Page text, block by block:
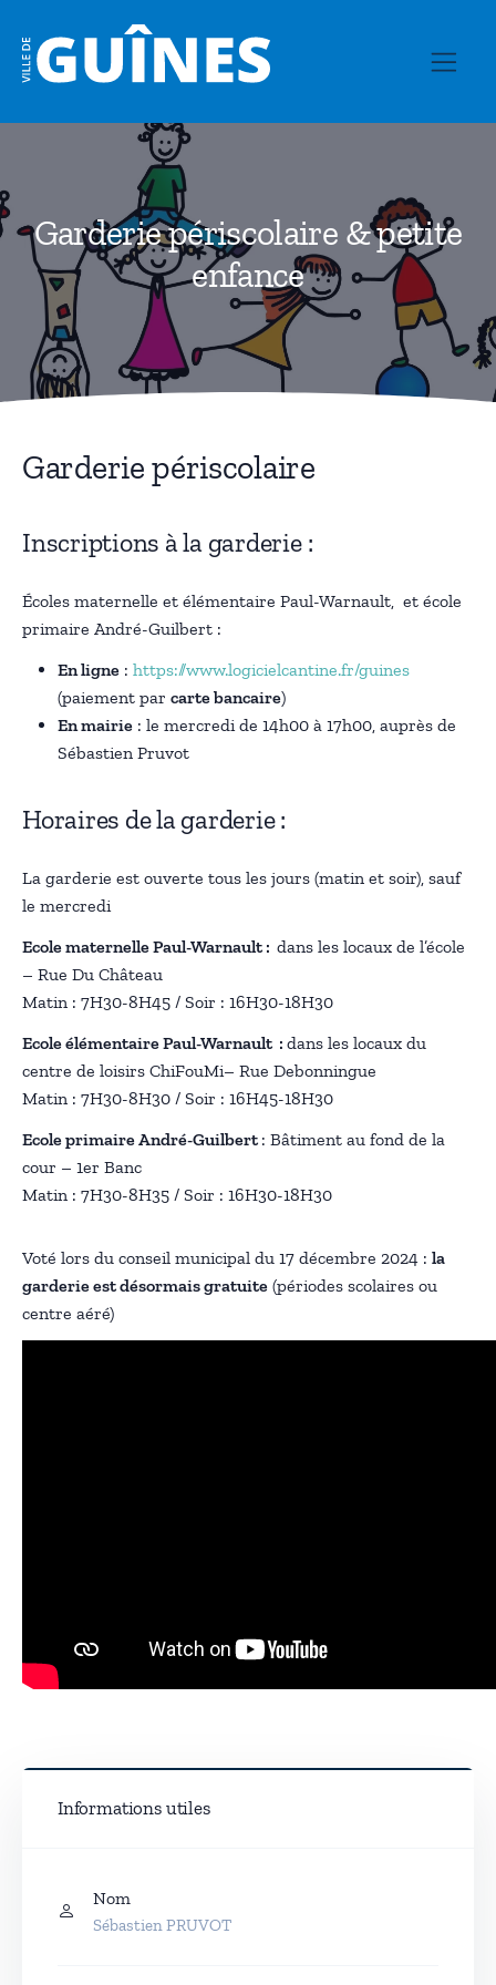
Garderie périscolaire & petite
enfance
Garderie périscolaire
Inscriptions à la garderie :
Écoles maternelle et élémentaire Paul-Warnault, et école
primaire André-Guilbert :
En ligne : https://www.logicielcantine.fr/guines
(paiement par carte bancaire)
En mairie : le mercredi de 14h00 à 17h00, auprès de
Sébastien Pruvot
Horaires de la garderie :
La garderie est ouverte tous les jours (matin et soir), sauf
le mercredi
Ecole maternelle Paul-Warnault : dans les locaux de l’école
– Rue Du Château
Matin : 7H30-8H45 / Soir : 16H30-18H30
Ecole élémentaire Paul-Warnault : dans les locaux du
centre de loisirs ChiFouMi– Rue Debonningue
Matin : 7H30-8H30 / Soir : 16H45-18H30
Ecole primaire André-Guilbert : Bâtiment au fond de la
cour – 1er Banc
Matin : 7H30-8H35 / Soir : 16H30-18H30
Voté lors du conseil municipal du 17 décembre 2024 : la
garderie est désormais gratuite (périodes scolaires ou
centre aéré)
Informations utiles
Nom
Sébastien PRUVOT